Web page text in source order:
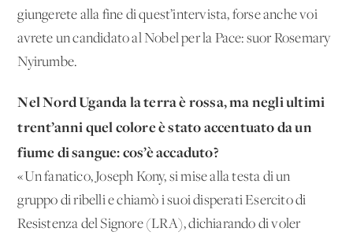
giungerete alla fine di quest’intervista, forse anche voi
avrete un candidato al Nobel per la Pace: suor Rosemary
Nyirumbe.
Nel Nord Uganda la terra è rossa, ma negli ultimi
trent’anni quel colore è stato accentuato da un
fiume di sangue: cos’è accaduto?
«Un fanatico, Joseph Kony, si mise alla testa di un
gruppo di ribelli e chiamò i suoi disperati Esercito di
Resistenza del Signore (LRA), dichiarando di voler